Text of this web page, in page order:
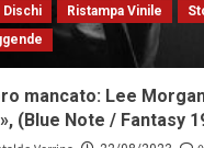
Ristampa Vinile
mancato: Lee
(Blue Note / Fantasy